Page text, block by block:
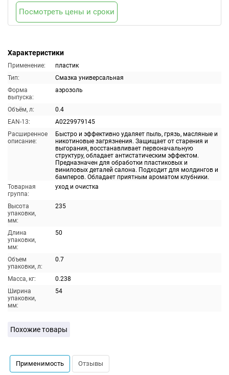
Характеристики
Применение:
пластик
Тип:
Смазка универсальная
Форма
выпуска:
аэрозоль
Объём, л:
0.4
EAN-13:
A0229979145
Расширенное
описание:
Быстро и эффективно удаляет пыль, грязь, масляные и
никотиновые загрязнения. Защищает от старения и
выгорания, восстанавливает первоначальную
структуру, обладает антистатическим эффектом.
Предназначен для обработки пластиковых и
виниловых деталей салона. Подходит для молдингов и
бамперов. Обладает приятным ароматом клубники.
Товарная
группа:
уход и очистка
Высота
упаковки,
мм:
235
Длина
упаковки,
мм:
50
Объем
упаковки, л:
0.7
Масса, кг:
0.238
Ширина
упаковки,
мм:
54
Посмотреть цены и сроки
Похожие товары
Применимость Отзывы